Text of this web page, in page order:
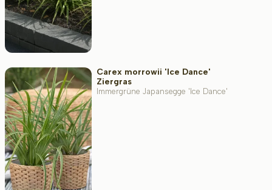
Immergrün
Duftend
Fruchttragend
Bodenart
Carex morrowii 'Ice Dance'
Ziergras
Immergrüne Japansegge 'Ice Dance'